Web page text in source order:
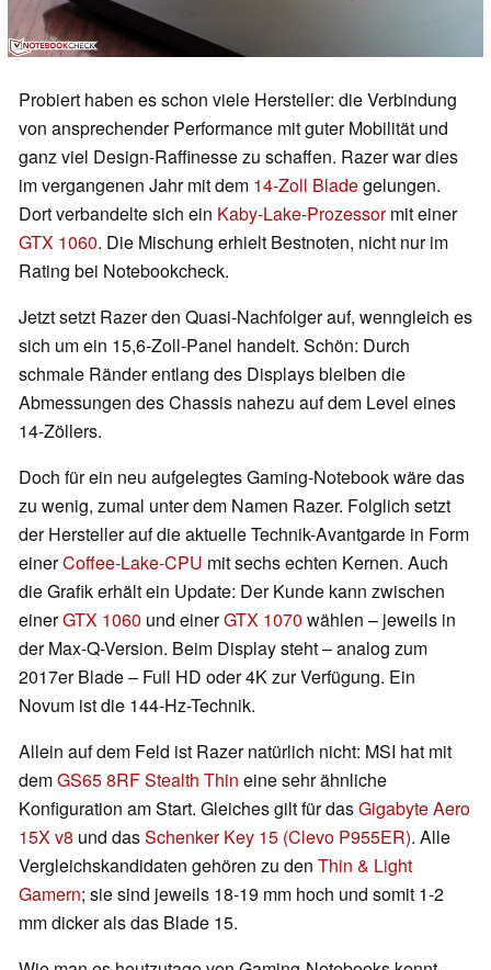
Probiert haben es schon viele Hersteller: die Verbindung
von ansprechender Performance mit guter Mobilität und
ganz viel Design-Raffinesse zu schaffen. Razer war dies
im vergangenen Jahr mit dem 14-Zoll Bladegelungen.
Dort verbandelte sich ein Kaby-Lake-Prozessormit einer
GTX 1060. Die Mischung erhielt Bestnoten, nicht nur im
Rating bei Notebookcheck.
Jetzt setzt Razer den Quasi-Nachfolger auf, wenngleich es
sich um ein 15,6-Zoll-Panel handelt. Schön: Durch
schmale Ränder entlang des Displays bleiben die
Abmessungen des Chassis nahezu auf dem Level eines
14-Zöllers.
Doch für ein neu aufgelegtes Gaming-Notebook wäre das
zu wenig, zumal unter dem Namen Razer. Folglich setzt
der Hersteller auf die aktuelle Technik-Avantgarde in Form
einerCoffee-Lake-CPU mit sechs echten Kernen. Auch
die Grafik erhält ein Update: Der Kunde kann zwischen
einerGTX 1060 und einerGTX 1070 wählen – jeweils in
der Max-Q-Version. Beim Display steht – analog zum
2017er Blade – Full HD oder 4K zur Verfügung. Ein
Novum ist die 144-Hz-Technik.
Allein auf dem Feld ist Razer natürlich nicht: MSI hat mit
demGS65 8RF Stealth Thin eine sehr ähnliche
Konfiguration am Start. Gleiches gilt für dasGigabyte Aero
15X v8 und dasSchenker Key 15 (Clevo P955ER). Alle
Vergleichskandidaten gehören zu den Thin & Light
Gamern; sie sind jeweils 18-19 mm hoch und somit 1-2
mm dicker als das Blade 15.